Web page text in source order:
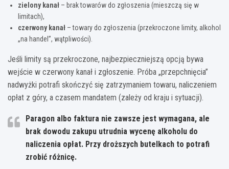
zielony kanał – brak towarów do zgłoszenia (mieszczą się w
limitach),
czerwony kanał – towary do zgłoszenia (przekroczone limity, alkohol
„na handel”, wątpliwości).
Jeśli limity są przekroczone, najbezpieczniejszą opcją bywa
wejście w czerwony kanał i zgłoszenie. Próba „przepchnięcia”
nadwyżki potrafi skończyć się zatrzymaniem towaru, naliczeniem
opłat z góry, a czasem mandatem (zależy od kraju i sytuacji).
Paragon albo faktura nie zawsze jest wymagana, ale
brak dowodu zakupu utrudnia wycenę alkoholu do
naliczenia opłat. Przy droższych butelkach to potrafi
zrobić różnicę.